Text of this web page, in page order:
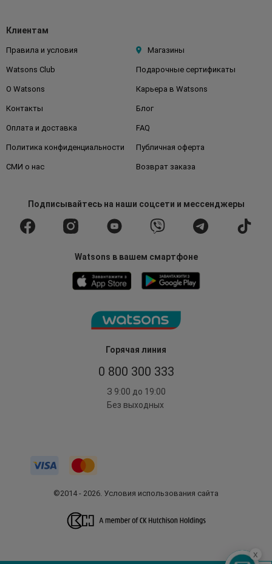
Горячая линия
0 800 300 333
З 9:00 до 19:00
Без выходных
Клиентам
Правила и условия Магазины
Watsons Club Подарочные сертификаты
О Watsons Карьера в Watsons
Контакты Блог
Оплата и доставка FAQ
Политика конфиденциальности Публичная оферта
СМИ о нас Возврат заказа
Подписывайтесьна наши соцсети и мессенджеры
Watsons в вашем смартфоне
©2014 - 2026. Условия использования сайта
x